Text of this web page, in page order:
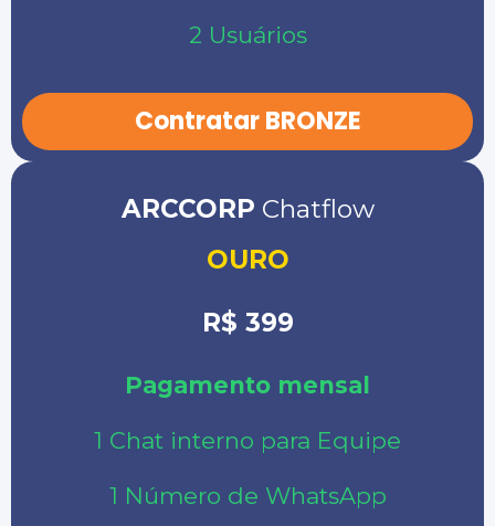
2 Usuários
Contratar BRONZE
ARCCORP Chatflow
OURO
R$ 399
Pagamento mensal
1 Chat interno para Equipe
1 Número de WhatsApp